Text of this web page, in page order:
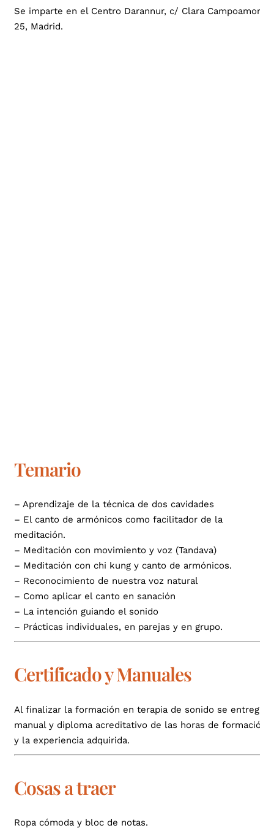
Se imparte en el Centro Darannur, c/ Clara Campoamor,
25, Madrid.
Temario
– Aprendizaje de la técnica de dos cavidades
– El canto de armónicos como facilitador de la
meditación.
– Meditación con movimiento y voz (Tandava)
– Meditación con chi kung y canto de armónicos.
– Reconocimiento de nuestra voz natural
– Como aplicar el canto en sanación
– La intención guiando el sonido
– Prácticas individuales, en parejas y en grupo.
Certificado y Manuales
Al finalizar la formación en terapia de sonido se entrega
manual y diploma acreditativo de las horas de formación
y la experiencia adquirida.
Cosas a traer
Ropa cómoda y bloc de notas.